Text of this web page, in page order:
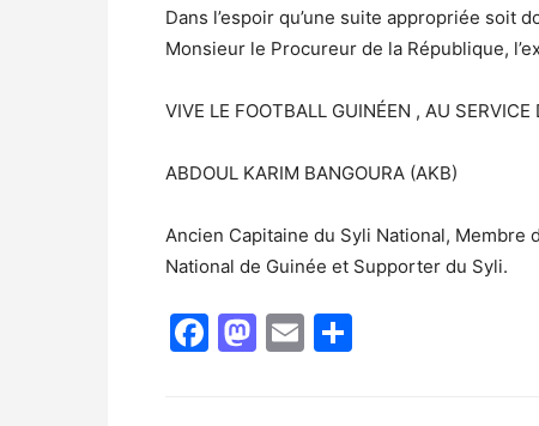
Dans l’espoir qu’une suite appropriée soit
Monsieur le Procureur de la République,
VIVE LE FOOTBALL GUINÉEN , AU
ABDOUL KARIM BANGOURA (AKB)
Ancien Capitaine du Syli National,
National de Guinée et Supporter du Syli.
Facebook
Mastodon
Email